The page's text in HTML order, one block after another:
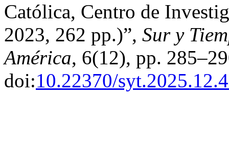
Católica, Centro de
2023, 262 pp.)”, Sur y
América, 6(12), pp.
doi:10.22370/